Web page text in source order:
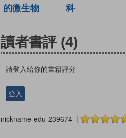
的微生物
科
讀者書評 (4)
請登入給你的書籍評分
登入
nickname-edu-239674 |